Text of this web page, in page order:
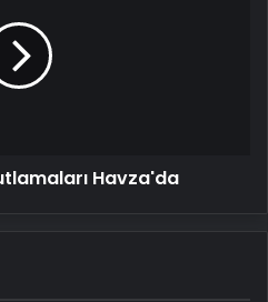
Havza'da